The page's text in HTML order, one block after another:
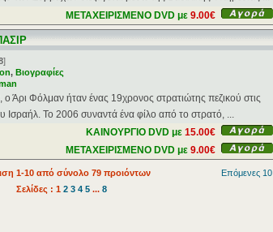
ΜΕΤΑΧΕΙΡΙΣΜΕΝΟ DVD με 9.00€
]
, Βιογραφίες
Άρι Φόλμαν ήταν ένας 19χρονος στρατιώτης πεζικού στις
Ισραήλ. Το 2006 συναντά ένα φίλο από το στρατό, ...
ΚΑΙΝΟΥΡΓΙΟ DVD με 15.00€
ΜΕΤΑΧΕΙΡΙΣΜΕΝΟ DVD με 9.00€
1-10 από σύνολο 79 προιόντων
Επόμενες 10
Σελίδες : 1 2 3 4 5 ... 8